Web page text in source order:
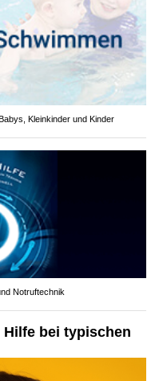
Kleinkinder und Kinder
Notruftechnik
Hilfe bei typischen